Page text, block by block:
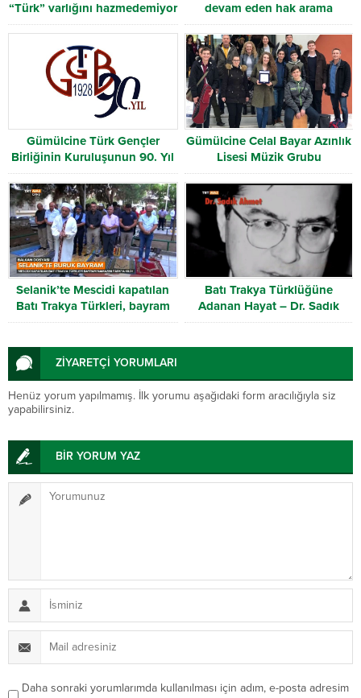
“Türk” varlığını hazmedemiyor
devam eden hak arama
mücadelesi
Gümülcine Türk Gençler
Birliğinin Kuruluşunun 90. Yıl
Dönümü
Gümülcine Celal Bayar Azınlık
Lisesi Müzik Grubu
Selanik’te Mescidi kapatılan
Batı Trakya Türkleri, bayram
namazını parkta kıldı
Batı Trakya Türklüğüne
Adanan Hayat – Dr. Sadık
Ahmet
ZİYARETÇİ YORUMLARI
Henüz yorum yapılmamış. İlk yorumu aşağıdaki form aracılığıyla siz
yapabilirsiniz.
BİR YORUM YAZ
Daha sonraki yorumlarımda kullanılması için adım, e-posta adresim